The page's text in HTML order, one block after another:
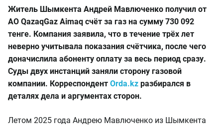
Житель Шымкента Андрей Мавлюченко получил от
АО QazaqGaz Aimaq счёт за газ на сумму 730 092
тенге. Компания заявила, что в течение трёх лет
неверно учитывала показания счётчика, после чего
доначислила абоненту оплату за весь период сразу.
Суды двух инстанций заняли сторону газовой
компании. Корреспондент Orda.kz разбирался в
деталях дела и аргументах сторон.
Летом 2025 года Андрею Мавлюченко из Шымкента